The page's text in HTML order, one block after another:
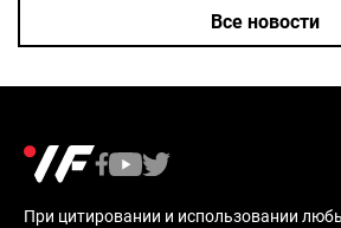
Все новости
При цитировании и использовании